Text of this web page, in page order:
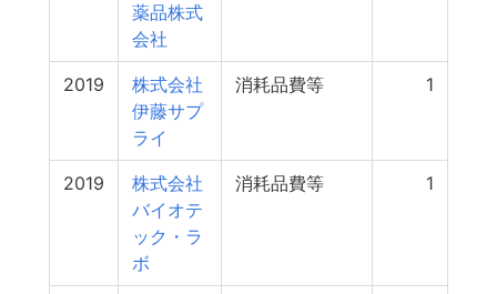
薬品株式
会社
2019
株式会社
伊藤サプ
ライ
消耗品費等 1
2019
株式会社
バイオテ
ック・ラ
ボ
消耗品費等 1